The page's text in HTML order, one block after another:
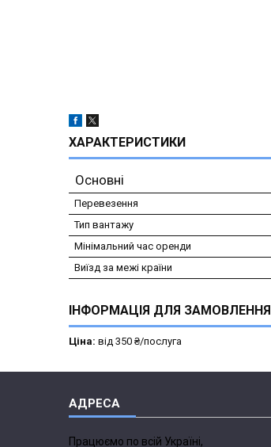
ХАРАКТЕРИСТИКИ
Основні
Перевезення
Тип вантажу
Мінімальний час оренди
Виїзд за межі країни
ІНФОРМАЦІЯ ДЛЯ ЗАМОВЛЕННЯ
Ціна: від 350 ₴/послуга
Працюємо по всій Україні,